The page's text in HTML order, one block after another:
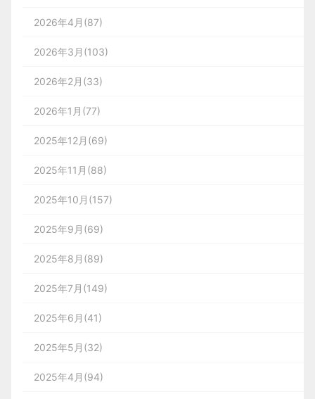
2026年4月(87)
2026年3月(103)
2026年2月(33)
2026年1月(77)
2025年12月(69)
2025年11月(88)
2025年10月(157)
2025年9月(69)
2025年8月(89)
2025年7月(149)
2025年6月(41)
2025年5月(32)
2025年4月(94)